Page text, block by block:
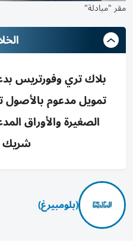
مقر "مبادلة"
بلاك تري وفورتريس
تمويل مدعوم
الصغيرة والأوراق
شريك
(بلومبيرغ)